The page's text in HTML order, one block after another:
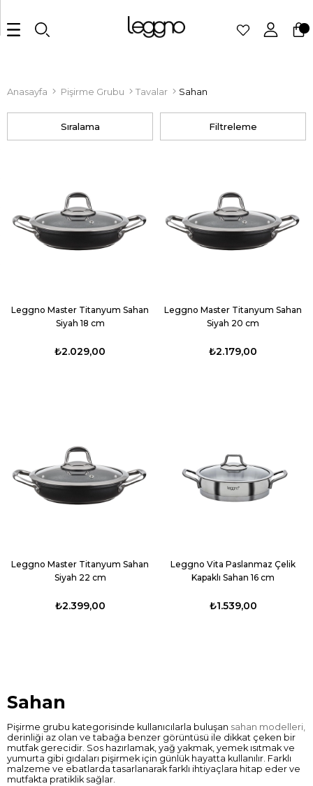
Anasayfa Pişirme Grubu Tavalar Sahan
Filtreleme
Sıralama
Leggno Master Titanyum Sahan
Siyah 18 cm
₺2.029,00
Leggno Master Titanyum Sahan
Siyah 20 cm
₺2.179,00
Leggno Master Titanyum Sahan
Siyah 22 cm
₺2.399,00
Leggno Vita Paslanmaz Çelik
Kapaklı Sahan 16 cm
₺1.539,00
Sahan
Pişirme grubu kategorisinde kullanıcılarla buluşan sahan modelleri,
derinliği az olan ve tabağa benzer görüntüsü ile dikkat çeken bir
mutfak gerecidir. Sos hazırlamak, yağ yakmak, yemek ısıtmak ve
yumurta gibi gıdaları pişirmek için günlük hayatta kullanılır. Farklı
malzeme ve ebatlarda tasarlanarak farklı ihtiyaçlara hitap eder ve
mutfakta pratiklik sağlar.